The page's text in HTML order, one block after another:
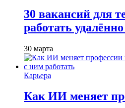
30 вакансий для
работать
30 марта
Карьера
Как ИИ меняет